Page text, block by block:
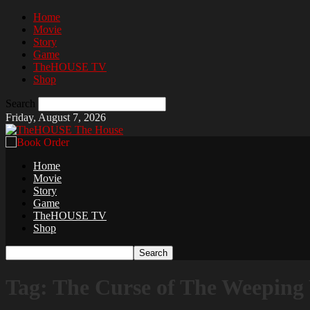
Home
Movie
Story
Game
TheHOUSE TV
Shop
Search
Friday, August 7, 2026
The House
Home
Movie
Story
Game
TheHOUSE TV
Shop